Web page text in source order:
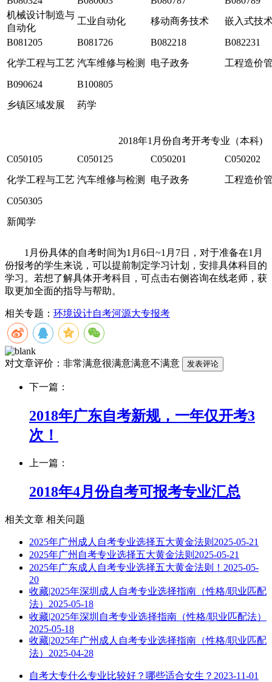
机械设计制造与
自动化
工业自动化 移动商务技术 嵌入式技
B081205 B081726 B082218
B082231
化学工程与工艺 汽车维修与检测 电子政务 工程造价
B090624
B100805
乡镇区域发展
药学
2018年1月份自考开考专业（本科)
C050105
C050125 C050201
C050202
化学工程与工艺 汽车维修与检测 电子政务 工程造价
C050305
新闻学
1月份具体的自考时间为1月6日~1月7日，对于准备在1月
份报考的学生来说，可以提前制定学习计划，安排具体科目的
学习。若想了解具体开考科目，可点击右侧咨询在线老师，获
取更加全面的指导与帮助。
相关专题： 环境设计自考河源大专报考
对文章评价： 非常满意很满意满意不满意
下一篇：
2018年广东自考新规，一年仅开考3
次！
上一篇：
2018年4月份自考可报考专业汇总
相关文章 相关问题
2025年广州成人自考专业选择五大黄金法则 2025-05-21
2025年广州自考专业选择五大黄金法则 2025-05-21
2025年广东成人自考专业选择五大黄金法则！ 2025-05-
20
收藏|2025年深圳成人自考专业选择指南（性格/职业匹配
法） 2025-05-18
收藏|2025年深圳自考专业选择指南（性格/职业匹配法）
2025-05-18
收藏|2025年广州成人自考专业选择指南（性格/职业匹配
法） 2025-04-28
自考大专什么专业比较好？哪些适合女生？ 2023-11-01